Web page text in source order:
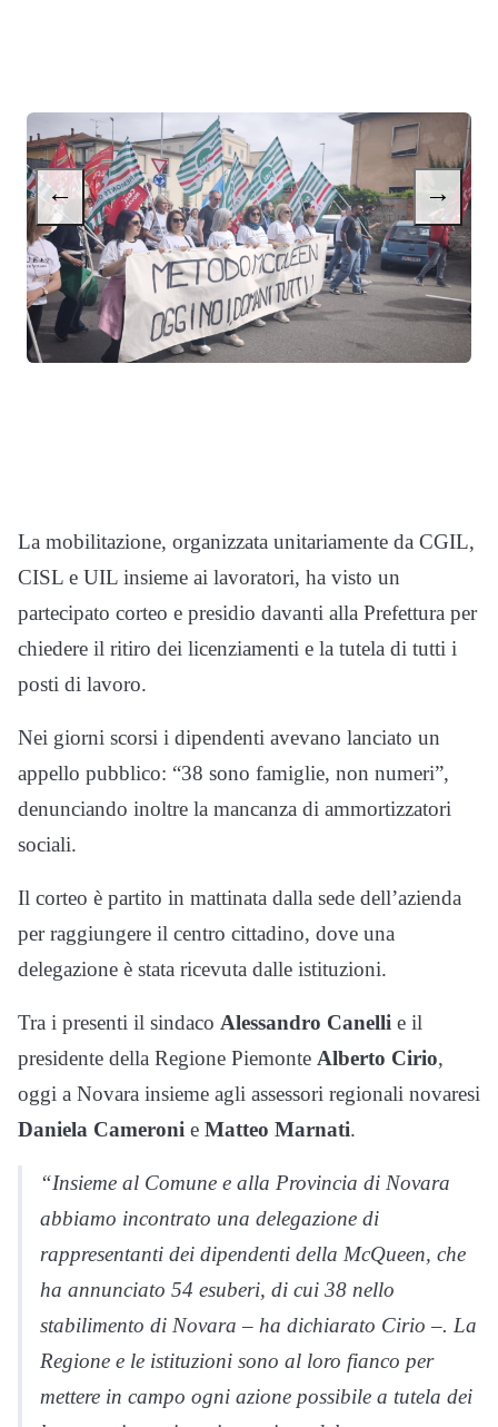
← →
La mobilitazione, organizzata unitariamente da CGIL,
CISL e UIL insieme ai lavoratori, ha visto un
partecipato corteo e presidio davanti alla Prefettura per
chiedere il ritiro dei licenziamenti e la tutela di tutti i
posti di lavoro.
Nei giorni scorsi i dipendenti avevano lanciato un
appello pubblico: “38 sono famiglie, non numeri”,
denunciando inoltre la mancanza di ammortizzatori
sociali.
Il corteo è partito in mattinata dalla sede dell’azienda
per raggiungere il centro cittadino, dove una
delegazione è stata ricevuta dalle istituzioni.
Tra i presenti il sindaco Alessandro Canelli e il
presidente della Regione Piemonte Alberto Cirio,
oggi a Novara insieme agli assessori regionali novaresi
Daniela Cameroni e Matteo Marnati.
“Insieme al Comune e alla Provincia di Novara
abbiamo incontrato una delegazione di
rappresentanti dei dipendenti della McQueen, che
ha annunciato 54 esuberi, di cui 38 nello
stabilimento di Novara – ha dichiarato Cirio –. La
Regione e le istituzioni sono al loro fianco per
mettere in campo ogni azione possibile a tutela dei